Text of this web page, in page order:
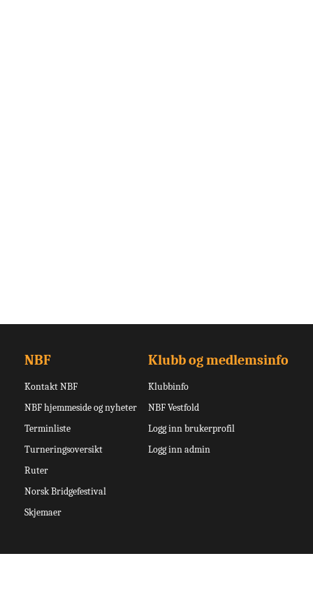
NBF
Kontakt NBF
NBF hjemmeside og nyheter
Terminliste
Turneringsoversikt
Ruter
Norsk Bridgefestival
Skjemaer
Klubb og medlemsinfo
Klubbinfo
NBF Vestfold
Logg inn brukerprofil
Logg inn admin